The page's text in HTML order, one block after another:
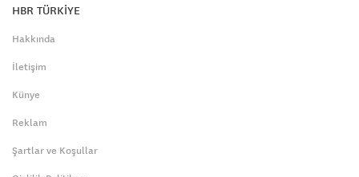
HBR TÜRKİYE
Hakkında
İletişim
Künye
Reklam
Şartlar ve Koşullar